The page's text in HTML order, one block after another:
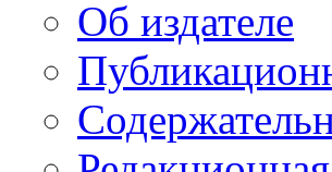
Об издателе